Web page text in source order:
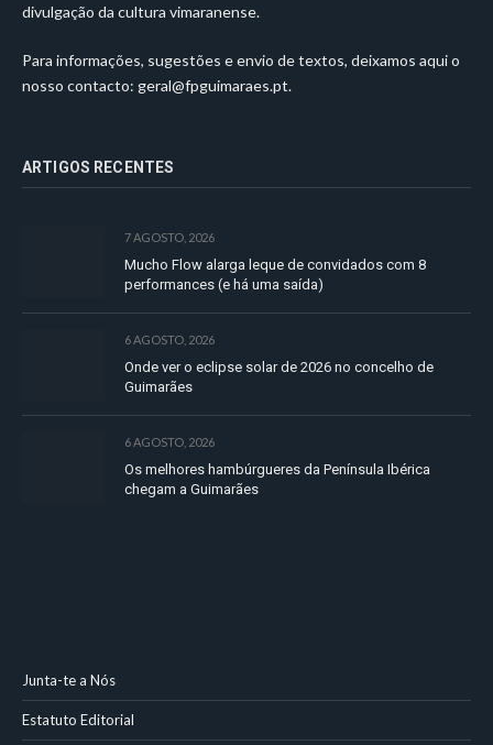
divulgação da cultura vimaranense.
Para informações, sugestões e envio de textos, deixamos aqui o
nosso contacto: geral@fpguimaraes.pt.
ARTIGOS RECENTES
7 AGOSTO, 2026
Mucho Flow alarga leque de convidados com 8
performances (e há uma saída)
6 AGOSTO, 2026
Onde ver o eclipse solar de 2026 no concelho de
Guimarães
6 AGOSTO, 2026
Os melhores hambúrgueres da Península Ibérica
chegam a Guimarães
Junta-te a Nós
Estatuto Editorial